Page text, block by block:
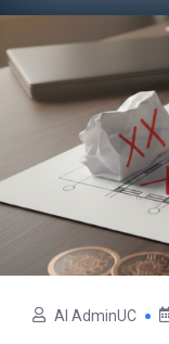
AI AdminUC